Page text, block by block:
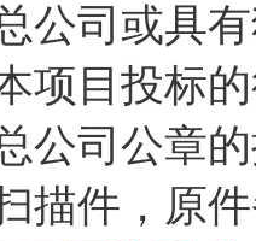
公司或具
项目投标
公司公章
描件，原